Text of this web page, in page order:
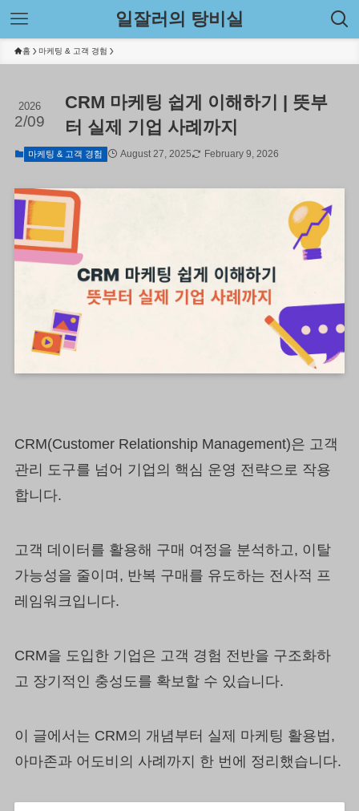
일잘러의 탕비실
홈 마케팅 & 고객 경험
CRM 마케팅 쉽게 이해하기 | 뜻부
터 실제 기업 사례까지
2026
2/09
마케팅 & 고객 경험 August 27, 2025 February 9, 2026
CRM(Customer Relationship Management)은 고객
관리 도구를 넘어 기업의 핵심 운영 전략으로 작용
합니다.
고객 데이터를 활용해 구매 여정을 분석하고, 이탈
가능성을 줄이며, 반복 구매를 유도하는 전사적 프
레임워크입니다.
CRM을 도입한 기업은 고객 경험 전반을 구조화하
고 장기적인 충성도를 확보할 수 있습니다.
이 글에서는 CRM의 개념부터 실제 마케팅 활용법,
아마존과 어도비의 사례까지 한 번에 정리했습니다.